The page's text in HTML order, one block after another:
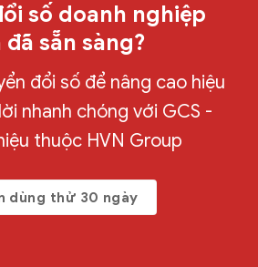
số doanh nghiệp
đã sẵn sàng?
đổi số để nâng cao hiệu
nhanh chóng với GCS -
thuộc HVN Group
dùng thử 30 ngày